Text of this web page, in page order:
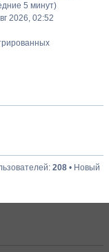
5 минут)
2026, 02:52
208 • Новый